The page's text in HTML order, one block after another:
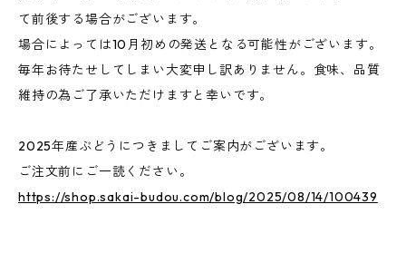
て前後する場合がございます。
場合によっては10月初めの発送となる可能性がございます。
毎年お待たせしてしまい大変申し訳ありません。食味、品質
維持の為ご了承いただけますと幸いです。
2025年産ぶどうにつきましてご案内がございます。
ご注文前にご一読ください。
https://shop.sakai-budou.com/blog/2025/08/14/100439